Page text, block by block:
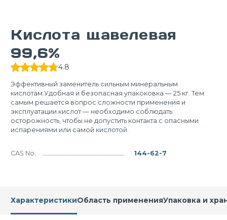
Кислота щавелевая
99,6%
4.8
Эффективный заменитель сильным минеральным
кислотам.Удобная и безопасная упакоковка — 25 кг. Тем
самым решается вопрос сложности применения и
эксплуатации кислот — необходимо соблюдать
осторожность, чтобы не допустить контакта с опасными
испарениями или самой кислотой.
CAS No. 144-62-7
ХарактеристикиОбласть примененияУпаковка и